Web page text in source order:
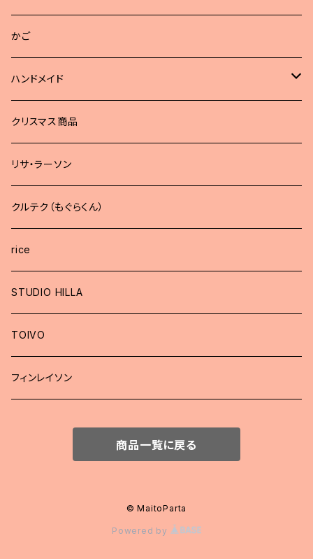
かご
ハンドメイド
どうぶつブローチ
クリスマス商品
リサ・ラーソン
クルテク（もぐらくん）
rice
STUDIO HILLA
TOIVO
フィンレイソン
商品一覧に戻る
© MaitoParta
Powered by